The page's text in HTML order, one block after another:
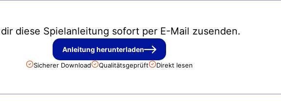
diese Spielanleitung sofort per E-Mail zusenden.
Anleitung herunterladen
Sicherer Download Qualitätsgeprüft Direkt lesen